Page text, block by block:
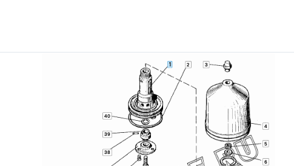
1 2 3
4
5
6
38
39
40
Наличие
Обратитесь к